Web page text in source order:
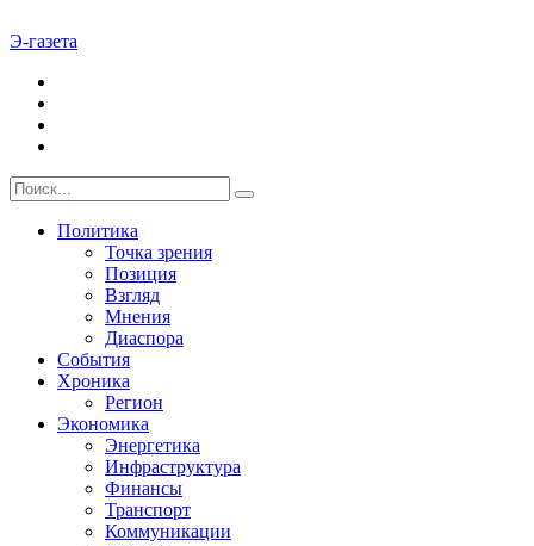
Э-газета
Политика
Точка зрения
Позиция
Взгляд
Мнения
Диаспора
События
Хроника
Регион
Экономика
Энергетика
Инфраструктура
Финансы
Транспорт
Коммуникации